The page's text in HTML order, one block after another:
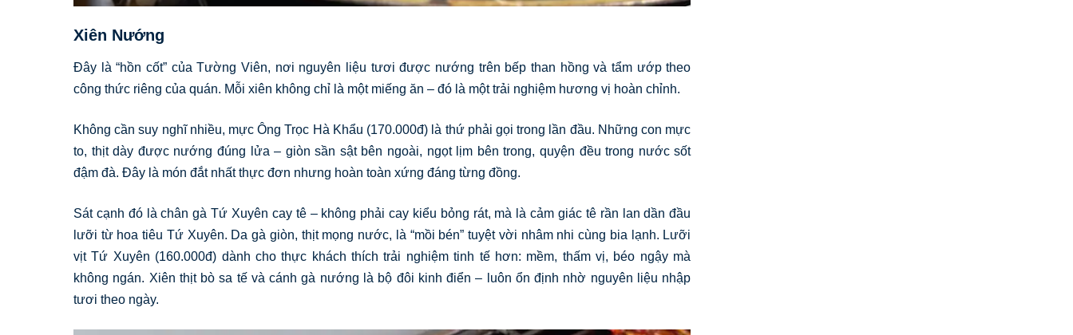
Xiên Nướng
Đây là “hồn cốt” của Tường Viên, nơi nguyên liệu tươi được nướng trên bếp than hồng và tẩm ướp theo
công thức riêng của quán. Mỗi xiên không chỉ là một miếng ăn – đó là một trải nghiệm hương vị hoàn chỉnh.
Không cần suy nghĩ nhiều, mực Ông Trọc Hà Khẩu (170.000đ) là thứ phải gọi trong lần đầu. Những con mực
to, thịt dày được nướng đúng lửa – giòn sần sật bên ngoài, ngọt lịm bên trong, quyện đều trong nước sốt
đậm đà. Đây là món đắt nhất thực đơn nhưng hoàn toàn xứng đáng từng đồng.
Sát cạnh đó là chân gà Tứ Xuyên cay tê – không phải cay kiểu bỏng rát, mà là cảm giác tê rần lan dần đầu
lưỡi từ hoa tiêu Tứ Xuyên. Da gà giòn, thịt mọng nước, là “mồi bén” tuyệt vời nhâm nhi cùng bia lạnh. Lưỡi
vịt Tứ Xuyên (160.000đ) dành cho thực khách thích trải nghiệm tinh tế hơn: mềm, thấm vị, béo ngậy mà
không ngán. Xiên thịt bò sa tế và cánh gà nướng là bộ đôi kinh điển – luôn ổn định nhờ nguyên liệu nhập
tươi theo ngày.